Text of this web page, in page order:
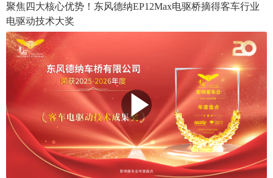
聚焦四大核心优势！东风德纳EP12Max电驱桥摘得客车行业
电驱动技术大奖